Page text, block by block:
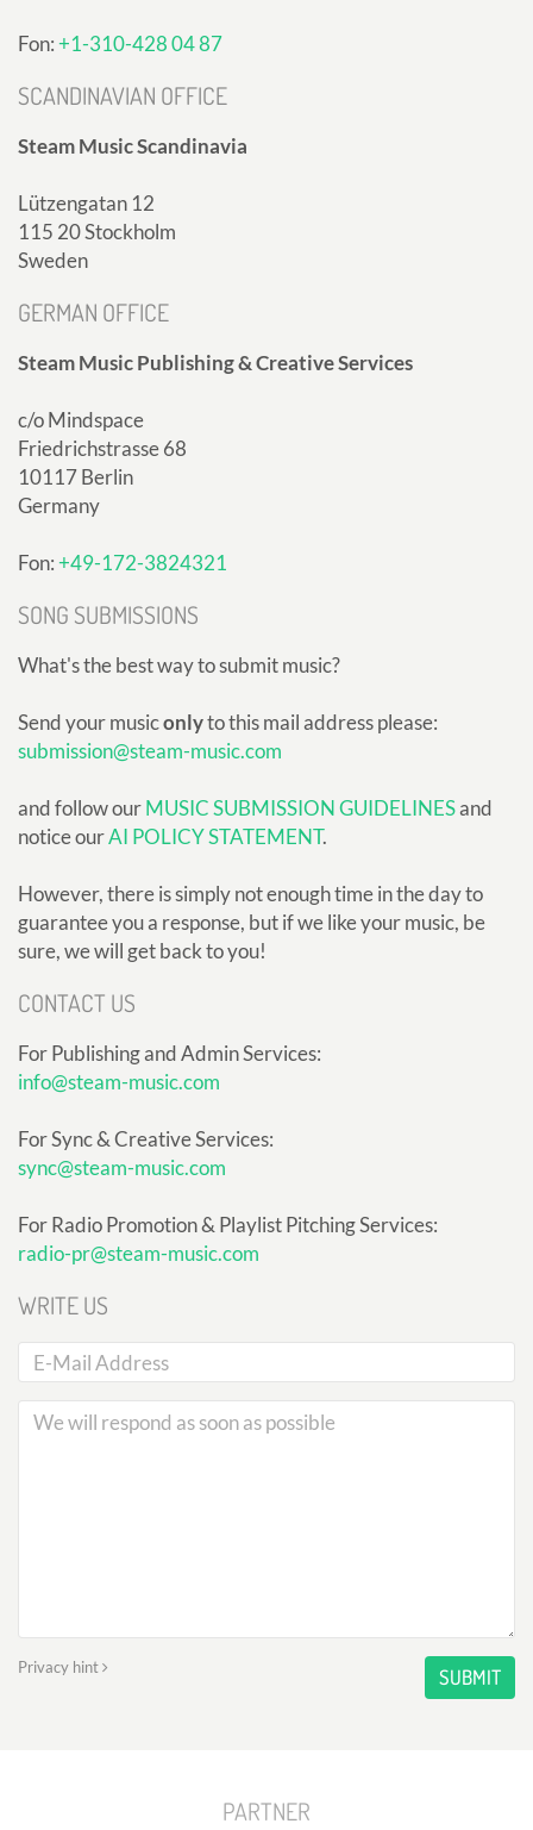
Fon:+1-310-428 04 87
SCANDINAVIAN OFFICE
Steam Music Scandinavia
Lützengatan 12
115 20 Stockholm
Sweden
GERMAN OFFICE
Steam Music Publishing & Creative Services
c/o Mindspace
Friedrichstrasse 68
10117 Berlin
Germany
Fon:+49-172-3824321
SONG SUBMISSIONS
What's the best way to submit music?
Send your musiconlyto this mail address please:
submission@steam-music.com
and follow ourMUSIC SUBMISSION GUIDELINESand
notice ourAI POLICY STATEMENT.
However, there is simply not enough time in the day to
guarantee you a response, but if we like your music, be
sure, we will get back to you!
CONTACT US
For Publishing and Admin Services:
info@steam-music.com
For Sync & Creative Services:
sync@steam-music.com
For Radio Promotion & Playlist Pitching Services:
radio-pr@steam-music.com
WRITE US
Privacy hint SUBMIT
PARTNER